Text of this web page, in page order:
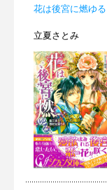
花は後宮に燃ゆ
立夏さとみ